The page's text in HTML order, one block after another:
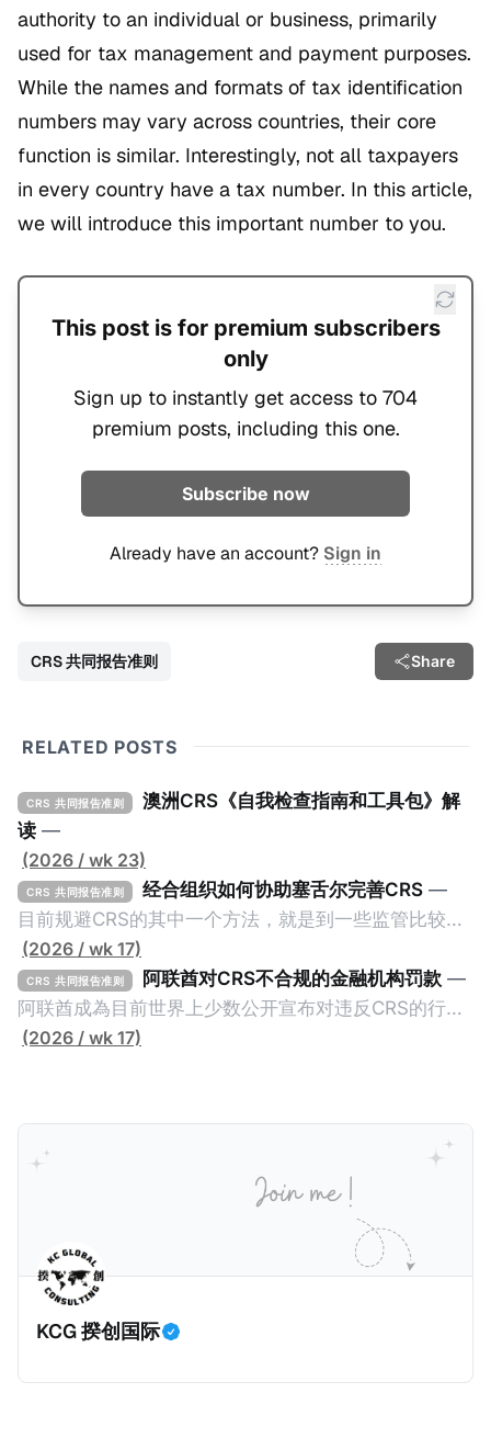
authority to an individual or business, primarily
used for tax management and payment purposes.
While the names and formats of tax identification
numbers may vary across countries, their core
function is similar. Interestingly, not all taxpayers
in every country have a tax number. In this article,
we will introduce this important number to you.
This post is for premium subscribers
only
Sign up to instantly get access to 704
premium posts, including this one.
Subscribe now
Already have an account? Sign in
CRS 共同报告准则 Share
RELATED POSTS
CRS 共同报告准则
澳洲CRS《自我检查指南和工具包》解
读 —
(2026 / wk 23)
CRS 共同报告准则 经合组织如何协助塞舌尔完善CRS —
目前规避CRS的其中一个方法，就是到一些监管比较松
的CRS成员国设立金融账户或实体，并透过提供错误的
信息来避免金融信息透过CRS传回至居民地的税务机
关。这些CRS成员国的监管较松并不一定是有意为之，
毕竟不少成员都是属于发展中国家，没有足够的资源及
（OECD Global Forum）会提供技术支持，让目前机关
尚待完善的CRS成员更好的实施CRS及CARF，避免造
成全球CRS制度的漏洞。我们一起看看经合组织如何协
助一个发展中国家：塞舌尔（Seychelles）。
(2026 / wk 17)
CRS 共同报告准则 阿联酋对CRS不合规的金融机构罚款 —
阿联酋成為目前世界上少数公开宣布对违反CRS的行为
处以罚款的国家。2025年5月26日，阿联酋的阿布扎比
版的CRS）的实体处以罚款的新闻稿。在新闻稿中，
ADGM的金融服务监管局（FSRA）宣布对23家实体处
以总计61万迪拉姆（折合约人民币113万）的罚款，原
因是它们违反了阿联酋的《2017年CRS条例》、
《2022年FATCA条例》。 这两条条例在阿联酋落实了
CRS及FATCA要求，要求报告金融实体（简称RFI）收
集并报告外国账户持有人的信息，以协助打击国际逃税
行为。阿联酋签署的政府间协议通过促进不同司法管辖
(2026 / wk 17)
KCG 揆创国际